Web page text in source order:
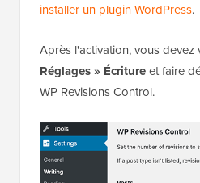
installer un plugin WordPress.
Après l'activation, vous devez
Réglages » Écritureet faire
WP Revisions Control.